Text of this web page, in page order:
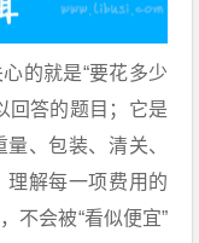
的就是“要花多少
回答的题目；它是
、包装、清关、
理解每一项费用的
不会被“看似便宜”